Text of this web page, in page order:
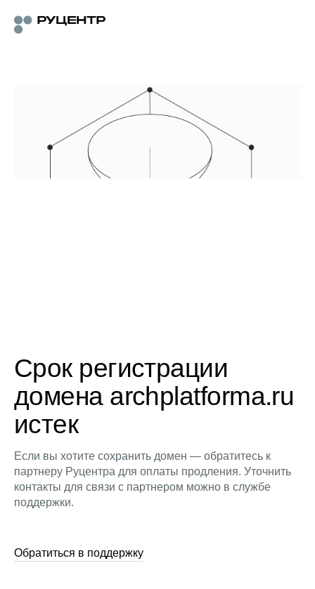
Срок регистрации
домена archplatforma.ru
истек
Если вы хотите сохранить домен — обратитесь к
партнеру Руцентра для оплаты продления. Уточнить
контакты для связи с партнером можно в службе
поддержки.
Обратиться в поддержку